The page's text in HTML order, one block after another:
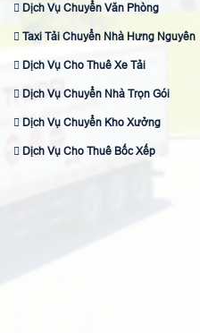
Dịch Vụ Chuyển Văn Phòng
Taxi Tải Chuyển Nhà Hưng Nguyên
Dịch Vụ Cho Thuê Xe Tải
Dịch Vụ Chuyển Nhà Trọn Gói
Dịch Vụ Chuyển Kho Xưởng
Dịch Vụ Cho Thuê Bốc Xếp